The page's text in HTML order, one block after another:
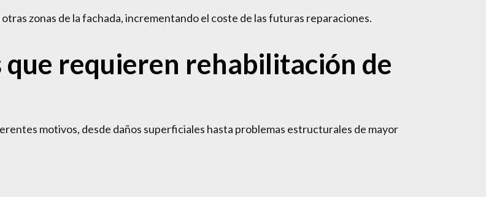
zonas de la fachada, incrementando el coste de las futuras reparaciones.
requieren rehabilitación de
motivos, desde daños superficiales hasta problemas estructurales de mayor